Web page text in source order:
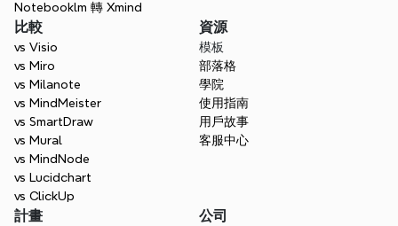
Notebooklm 轉 Xmind
比較
vs Visio
vs Miro
vs Milanote
vs MindMeister
vs SmartDraw
vs Mural
vs MindNode
vs Lucidchart
vs ClickUp
資源
模板
部落格
學院
使用指南
用戶故事
客服中心
計畫 公司